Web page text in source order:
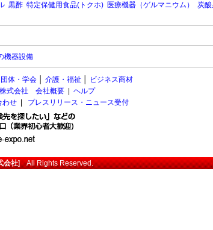
黒酢 特定保健用食品(トクホ) 医療機器（ゲルマニウム） 炭酸
機器設備
団体・学会 介護・福祉
ビジネス商材
式会社 会社概要
ヘルプ
わせ プレスリリース・ニュース受付
会社] All Rights Reserved.